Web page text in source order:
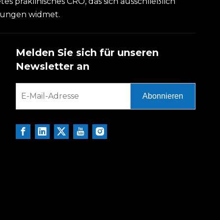
widmet.
Melden Sie sich für unseren
Newsletter an
Abonnieren